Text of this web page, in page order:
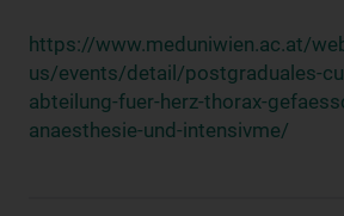
https://www.meduniwien.ac.at/
us/events/detail/postgraduales-
abteilung-fuer-herz-thorax-
anaesthesie-und-intensivme/